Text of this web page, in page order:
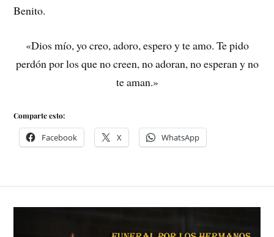
Benito.
«Dios mío, yo creo, adoro, espero y te amo. Te pido
perdón por los que no creen, no adoran, no esperan y no
te aman.»
Comparte esto:
Facebook X WhatsApp